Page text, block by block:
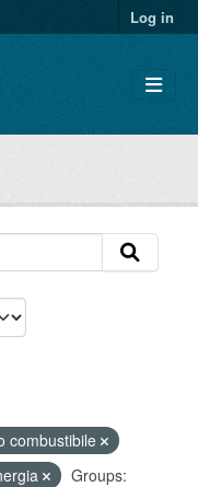
Log in
combustibile
Groups: